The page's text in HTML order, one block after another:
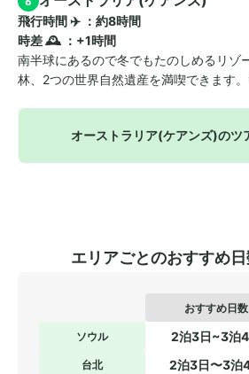
飛行時間 ✈️ ：約8時間
時差 🕰️ ：+1時間
南半球にあるので冬でもたのしめるリゾ
林、2つの世界自然遺産を満喫できます。
オーストラリア(ケアンズ)のツ
エリアごとのおすすめ
おすすめ日数
ソウル 2泊3日~3泊
台北 2泊3日〜3泊